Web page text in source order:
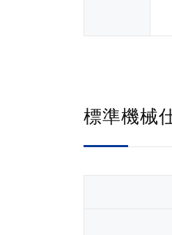
標準機械